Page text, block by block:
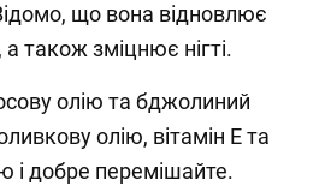
що вона відновлює
також зміцнює нігті.
олію та бджолиний
олію, вітамін Е та
і добре перемішайте.